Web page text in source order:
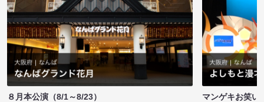
８月本公演（8/1～8/23）
マンゲキお笑い